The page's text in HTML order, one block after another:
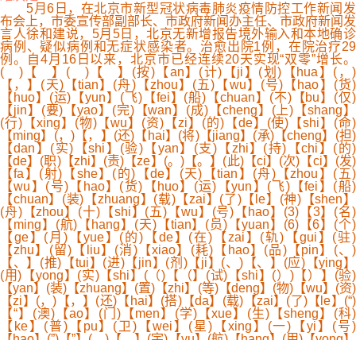
5月6日，在北京市新型冠状病毒肺炎疫情防控工作新闻发
布会上，市委宣传部副部长、市政府新闻办主任、市政府新闻发
言人徐和建说，5月5日，北京无新增报告境外输入和本地确诊
病例、疑似病例和无症状感染者。治愈出院1例，在院治疗29
例。自4月16日以来，北京市已经连续20天实现“双零”增长。
( )【 】( )【 】(按)【an】(计)【ji】(划)【hua】(，)
【，】(天)【tian】(舟)【zhou】(五)【wu】(号)【hao】(货)
【huo】(运)【yun】(飞)【fei】(船)【chuan】(不)【bu】(仅)
【jin】(要)【yao】(完)【wan】(成)【cheng】(上)【shang】
(行)【xing】(物)【wu】(资)【zi】(的)【de】(使)【shi】(命)
【ming】(，)【，】(还)【hai】(将)【jiang】(承)【cheng】(担)
【dan】(实)【shi】(验)【yan】(支)【zhi】(持)【chi】(的)
【de】(职)【zhi】(责)【ze】(。)【。】(此)【ci】(次)【ci】(发)
【fa】(射)【she】(的)【de】(天)【tian】(舟)【zhou】(五)
【wu】(号)【hao】(货)【huo】(运)【yun】(飞)【fei】(船)
【chuan】(装)【zhuang】(载)【zai】(了)【le】(神)【shen】
(舟)【zhou】(十)【shi】(五)【wu】(号)【hao】(3)【3】(名)
【ming】(航)【hang】(天)【tian】(员)【yuan】(6)【6】(个)
【ge】(月)【yue】(的)【de】(在)【zai】(轨)【gui】(驻)
【zhu】(留)【liu】(消)【xiao】(耗)【hao】(品)【pin】(、)
【、】(推)【tui】(进)【jin】(剂)【ji】(、)【、】(应)【ying】
(用)【yong】(实)【shi】(（)【（】(试)【shi】(）)【）】(验)
【yan】(装)【zhuang】(置)【zhi】(等)【deng】(物)【wu】(资)
【zi】(，)【，】(还)【hai】(搭)【da】(载)【zai】(了)【le】(“)
【“】(澳)【ao】(门)【men】(学)【xue】(生)【sheng】(科)
【ke】(普)【pu】(卫)【wei】(星)【xing】(一)【yi】(号)